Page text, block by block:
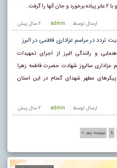
گرفت.
2 سال پيش ارسال توسط : admin
تردد در مراسم عزاداری فاطمی در البرز
و رانندگی البرز از اجرای تمهیدات
عزاداری سالروز شهادت حضرت فاطمه زهرا
مطهر شهدای گمنام در این استان
2 سال پيش ارسال توسط : admin
8 صفحه بعد »